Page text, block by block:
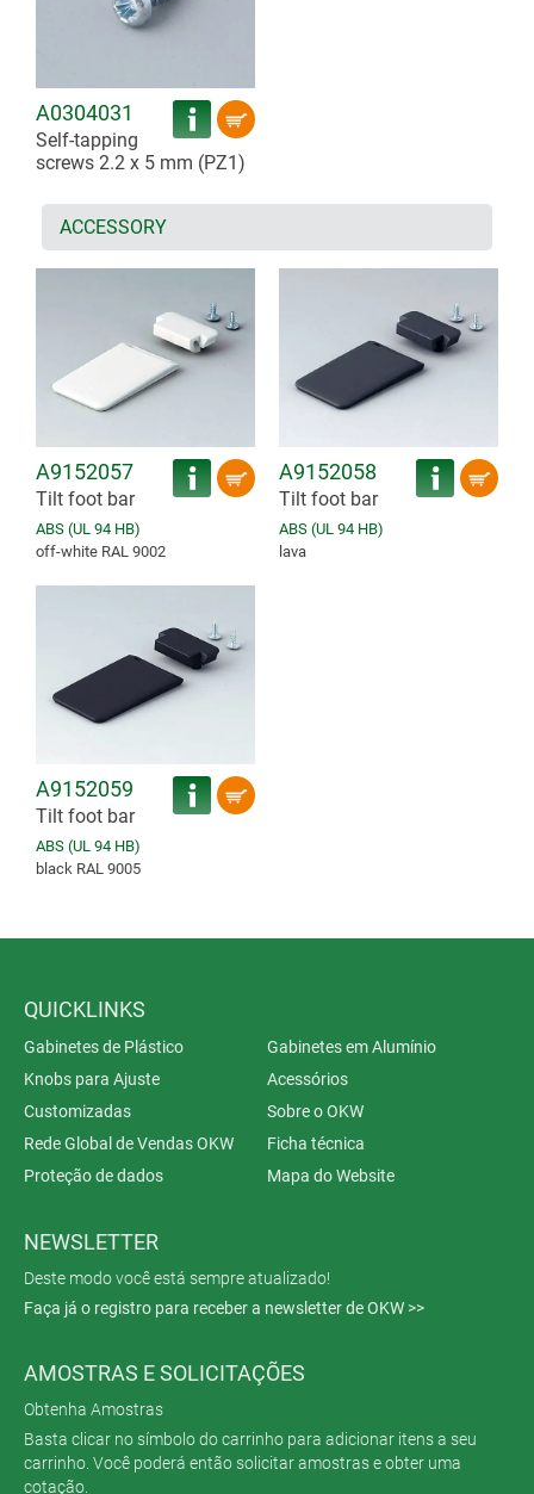
A0304031
Self-tapping
screws 2.2 x 5 mm (PZ1)
ACCESSORY
A9152057
Tilt foot bar
ABS (UL 94 HB)
off-white RAL 9002
A9152058
Tilt foot bar
ABS (UL 94 HB)
lava
A9152059
Tilt foot bar
ABS (UL 94 HB)
black RAL 9005
QUICKLINKS
Gabinetes de Plástico
Gabinetes em Alumínio
Knobs para Ajuste
Acessórios
Customizadas
Sobre o OKW
Rede Global de Vendas OKW
Ficha técnica
Proteção de dados
Mapa do Website
NEWSLETTER
Deste modo você está sempre atualizado!
Faça já o registro para receber a newsletter de OKW >>
AMOSTRAS E SOLICITAÇÕES
Obtenha Amostras
Basta clicar no símbolo do carrinho para adicionar itens a seu
carrinho. Você poderá então solicitar amostras e obter uma
cotação.